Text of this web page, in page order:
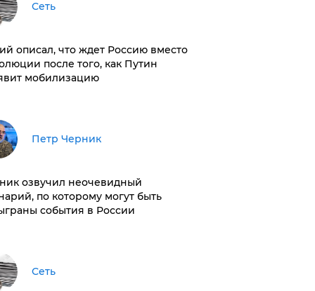
Сеть
описал, что ждет Россию вместо
после того, как Путин
мобилизацию
Петр Черник
озвучил неочевидный
по которому могут быть
события в России
Сеть